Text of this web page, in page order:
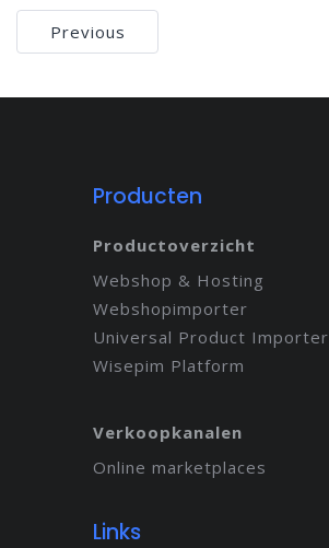
Bericht
navigatie
Previous
Producten
Productoverzicht
Webshop & Hosting
Webshopimporter
Universal Product Importer
Wisepim Platform
Verkoopkanalen
Online marketplaces
Links